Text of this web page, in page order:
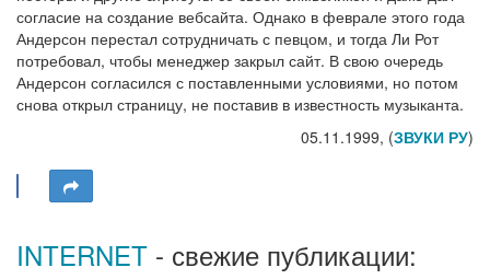
согласие на создание вебсайта. Однако в феврале этого года
Андерсон перестал сотрудничать с певцом, и тогда Ли Рот
потребовал, чтобы менеджер закрыл сайт. В свою очередь
Андерсон согласился с поставленными условиями, но потом
снова открыл страницу, не поставив в известность музыканта.
05.11.1999, (ЗВУКИ РУ)
INTERNET - свежие публикации: